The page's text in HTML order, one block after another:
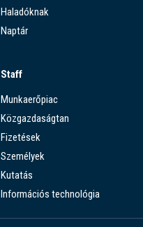
Haladóknak
Naptár
Staff
Munkaerőpiac
Közgazdaságtan
Fizetések
Személyek
Kutatás
Információs technológia